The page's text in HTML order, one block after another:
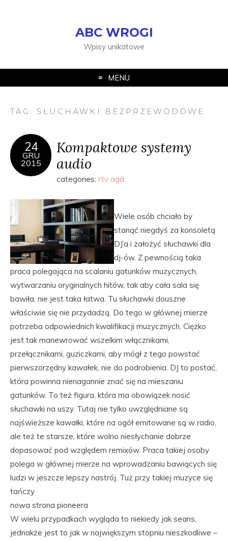
ABC WROGI
Wpisy unikatowe
MENU
TAG: SŁUCHAWKI BEZPRZEWODOWE
24
GRU
2015
Kompaktowe systemy
audio
categories: rtv agd
Wiele osób chciało by
stanąć niegdyś za konsoletą
DJ’a i założyć słuchawki dla
dj-ów. Z pewnością taka
praca polegająca na scalaniu gatunków muzycznych,
wytwarzaniu oryginalnych hitów, tak aby cała sala się
bawiła, nie jest taka łatwa. Tu słuchawki douszne
właściwie się nie przydadzą. Do tego w głównej mierze
potrzeba odpowiednich kwalifikacji muzycznych. Ciężko
jest tak manewrować wszelkim włącznikami,
przełącznikami, guziczkami, aby mógł z tego powstać
pierwszorzędny kawałek, nie do podrobienia. DJ to postać,
która powinna nienagannie znać się na mieszaniu
gatunków. To też figura, która ma obowiązek nosić
słuchawki na uszy. Tutaj nie tylko uwzględniane są
najświeższe kawałki, które na ogół emitowane są w radio,
ale też te starsze, które wolno niesłychanie dobrze
dopasować pod względem remixów. Praca takiej osoby
polega w głównej mierze na wprowadzaniu bawiących się
ludzi w jeszcze lepszy nastrój. Tuż przy takiej muzyce się
tańczy.
nowa strona pioneera
W wielu przypadkach wygląda to niekiedy jak seans,
jednakże jest to jak w największym stopniu nieszkodliwe –